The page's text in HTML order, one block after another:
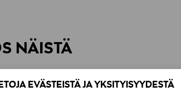
EVÄSTEISTÄ JA YKSITYISYYDESTÄ
Alk. 6,90 €, kun
NÄISTÄ